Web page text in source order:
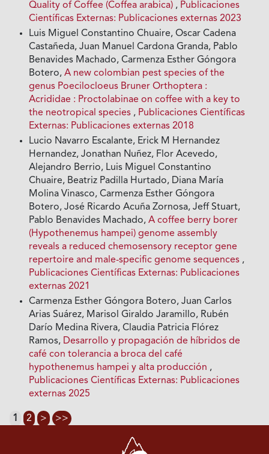
Quality of Coffee (Coffea arabica) , Publicaciones
Científicas Externas: Publicaciones externas 2023
Luis Miguel Constantino Chuaire, Oscar Cadena
Castañeda, Juan Manuel Cardona Granda, Pablo
Benavides Machado, Carmenza Esther Góngora
Botero,A new colombian pest species of the
genus Poecilocloeus Bruner Orthoptera :
Acrididae : Proctolabinae on coffee with a key to
the neotropical species , Publicaciones Científicas
Externas: Publicaciones externas 2018
Lucio Navarro Escalante, Erick M Hernandez
Hernandez, Jonathan Nuñez, Flor Acevedo,
Alejandro Berrio, Luis Miguel Constantino
Chuaire, Beatriz Padilla Hurtado, Diana María
Molina Vinasco, Carmenza Esther Góngora
Botero, José Ricardo Acuña Zornosa, Jeff Stuart,
Pablo Benavides Machado,A coffee berry borer
(Hypothenemus hampei) genome assembly
reveals a reduced chemosensory receptor gene
repertoire and male-specific genome sequences ,
Publicaciones Científicas Externas: Publicaciones
externas 2021
Carmenza Esther Góngora Botero, Juan Carlos
Arias Suárez, Marisol Giraldo Jaramillo, Rubén
Darío Medina Rivera, Claudia Patricia Flórez
Ramos, Desarrollo y propagación de híbridos de
café con tolerancia a broca del café
hypothenemus hampei y alta producción ,
Publicaciones Científicas Externas: Publicaciones
externas 2025
1 2 > >>